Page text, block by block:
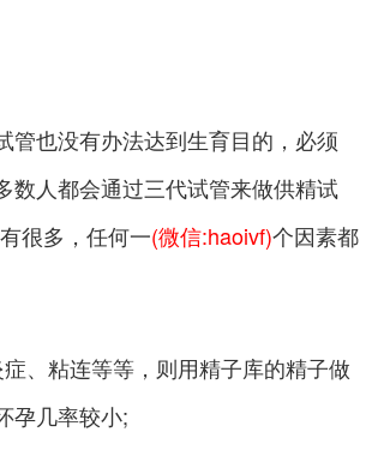
管也没有办法达到生育目的，必须
数人都会通过三代试管来做供精试
很多，任何一(微信:haoivf)个因素都
、粘连等等，则用精子库的精子做
孕几率较小;